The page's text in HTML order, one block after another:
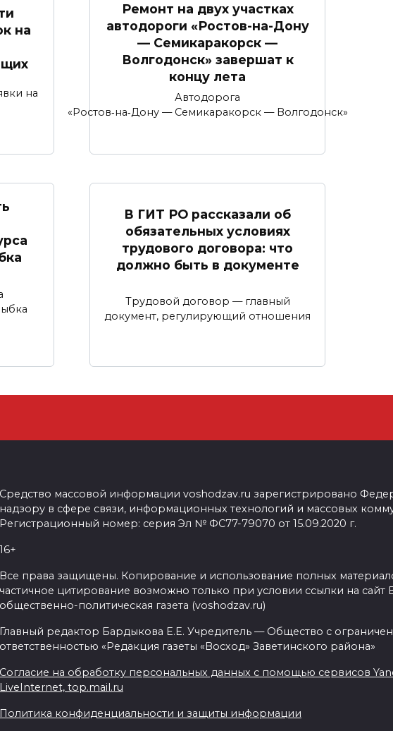
на
на
Ремонт на двух участках
автодороги «Ростов-на-Дону
— Семикаракорск —
Волгодонск» завершат к
концу лета
Автодорога
«Ростов‑на‑Дону — Семикаракорск — Волгодонск»
В ГИТ РО рассказали об
обязательных условиях
трудового договора: что
должно быть в документе
Трудовой договор — главный
документ, регулирующий отношения
Средство массовой информации voshodzav.ru зарегистрировано
надзору в сфере связи, информационных технологий и массовых
Регистрационный номер: серия Эл № ФС77-79070 от 15.09.2020 г.
16+
Все права защищены. Копирование и использование полных
частичное цитирование возможно только при условии ссылки на сайт
общественно-политическая газета (voshodzav.ru)
Главный редактор Бардыкова Е.Е. Учредитель — Общество с
ответственностью «Редакция газеты «Восход» Заветинского района»
Согласие на обработку персональных данных с помощью сервисов
LiveInternet, top.mail.ru
Политика конфиденциальности и защиты информации